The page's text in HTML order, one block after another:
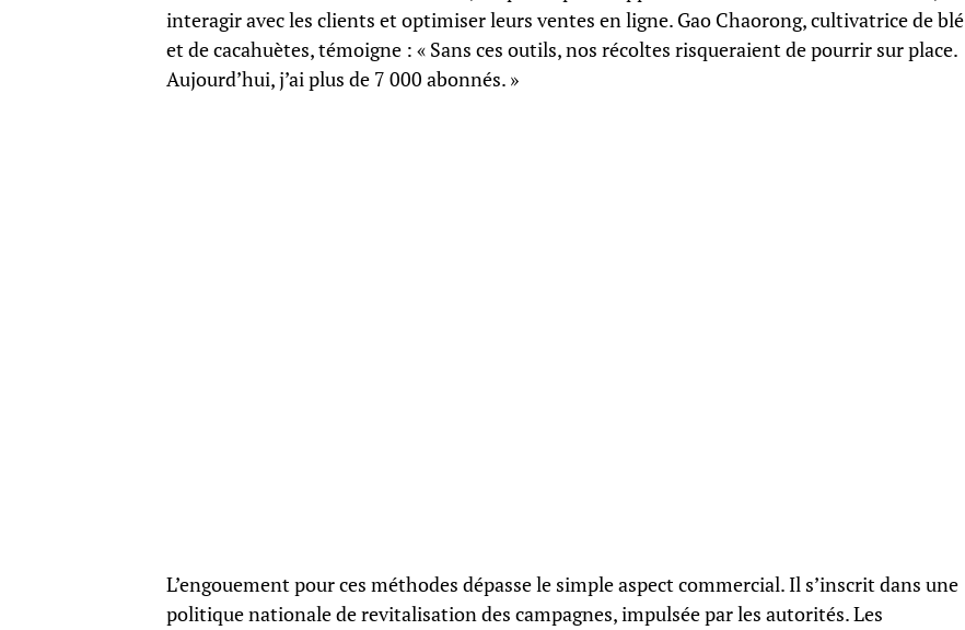
interagir avec les clients et optimiser leurs ventes en ligne. Gao Chaorong, cultivatrice de blé
et de cacahuètes, témoigne : « Sans ces outils, nos récoltes risqueraient de pourrir sur place.
Aujourd’hui, j’ai plus de 7 000 abonnés. »
L’engouement pour ces méthodes dépasse le simple aspect commercial. Il s’inscrit dans une
politique nationale de revitalisation des campagnes, impulsée par les autorités. Les